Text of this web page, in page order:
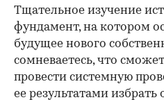
Тщательное изучение
фундамент, на котором
будущее нового
сомневаетесь, что
провести системную
ее результатами